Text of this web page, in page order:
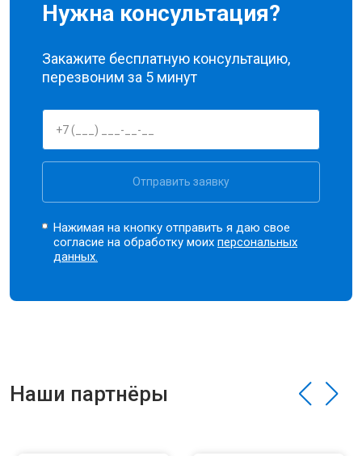
Нужна консультация?
Закажите бесплатную консультацию,
перезвоним за 5 минут
Отправить заявку
Нажимая на кнопку отправить я даю свое
согласие на обработку моихперсональных
данных.
Наши партнёры